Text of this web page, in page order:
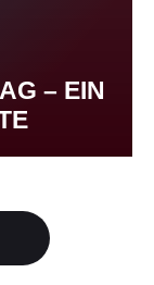
– EIN